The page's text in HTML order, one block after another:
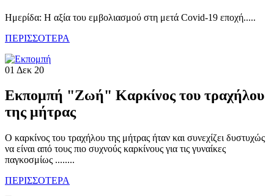
Ημερίδα: H αξία του εμβολιασμού στη μετά Covid-19 εποχή.....
ΠΕΡΙΣΣΟΤΕΡΑ
01 Δεκ 20
Εκπομπή "Ζωή" Καρκίνος του τραχήλου
της μήτρας
Ο καρκίνος του τραχήλου της μήτρας ήταν και συνεχίζει δυστυχώς
να είναι από τους πιο συχνούς καρκίνους για τις γυναίκες
παγκοσμίως ........
ΠΕΡΙΣΣΟΤΕΡΑ